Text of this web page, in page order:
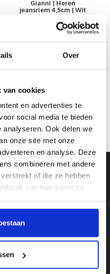
Over
van cookies
en advertenties te
social media te bieden
Ook delen we
onze site met onze
en analyse. Deze
combineren met andere
of die ze hebben
van hun services.
Gianni | Heren
jeansriem 4,5cm | Wit